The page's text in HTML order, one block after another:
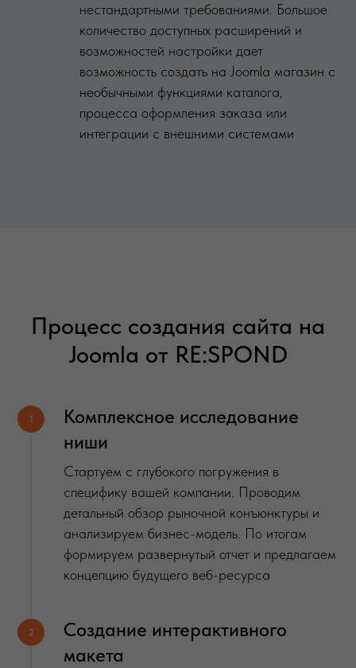
нестандартными требованиями. Большое
количество доступных расширений и
возможностей настройки дает
возможность создать на Joomla магазин с
необычными функциями каталога,
процесса оформления заказа или
интеграции с внешними системами
Процесс создания сайта на
Joomla от RE:SPOND
1
Комплексное исследование
ниши
Стартуем с глубокого погружения в
специфику вашей компании. Проводим
детальный обзор рыночной конъюнктуры и
анализируем бизнес-модель. По итогам
формируем развернутый отчет и предлагаем
концепцию будущего веб-ресурса
2
Создание интерактивного
макета